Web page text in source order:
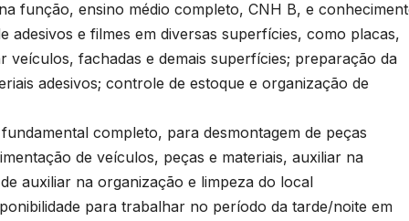
função, ensino médio completo, CNH B, e
adesivos e filmes em diversas superfícies, como placas,
fachadas e demais superfícies; preparação da
adesivos; controle de estoque e organização de
completo, para desmontagem de peças
de veículos, peças e materiais, auxiliar na
auxiliar na organização e limpeza do local
para trabalhar no período da tarde/noite em